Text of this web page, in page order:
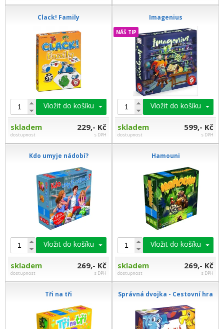
Clack! Family
Vložit do košíku
skladem
dostupnost
229,- Kč
s DPH
Imagenius
NÁŠ TIP
Vložit do košíku
skladem
dostupnost
599,- Kč
s DPH
Kdo umyje nádobí?
Vložit do košíku
skladem
dostupnost
269,- Kč
s DPH
Hamouni
Vložit do košíku
skladem
dostupnost
269,- Kč
s DPH
Tři na tři Správná dvojka - Cestovní hra